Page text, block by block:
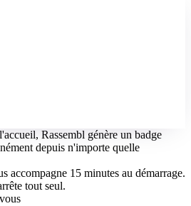
Rassembl génère un badge
depuis n'importe quelle
accompagne 15 minutes au démarrage.
tout seul.